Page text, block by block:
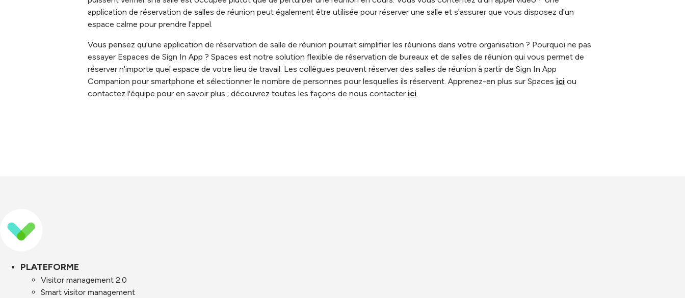
application de réservation de salles de réunion peut également être utilisée pour réserver une salle et s'assurer que vous disposez d'un
espace calme pour prendre l'appel.
Vous pensez qu'une application de réservation de salle de réunion pourrait simplifier les réunions dans votre organisation ? Pourquoi ne pas
essayer Espaces de Sign In App ? Spaces est notre solution flexible de réservation de bureaux et de salles de réunion qui vous permet de
réserver n'importe quel espace de votre lieu de travail. Les collègues peuvent réserver des salles de réunion à partir de Sign In App
Companion pour smartphone et sélectionner le nombre de personnes pour lesquelles ils réservent. Apprenez-en plus sur Spaces ici ou
contactez l'équipe pour en savoir plus ; découvrez toutes les façons de nous contacter ici.
PLATEFORME
Visitor management 2.0
Smart visitor management